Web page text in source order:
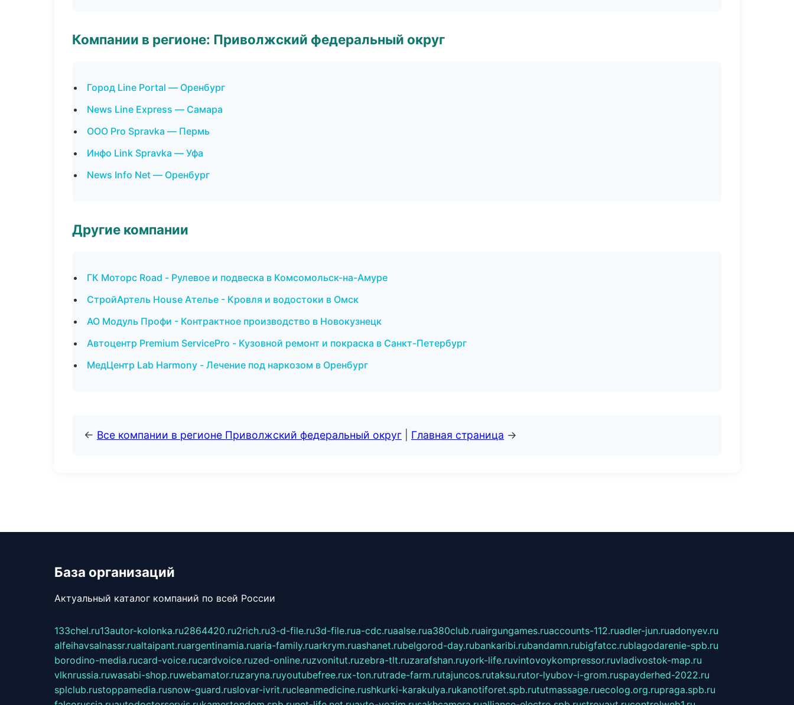
Компании в регионе: Приволжский федеральный округ
Город Line Portal — Оренбург
News Line Express — Самара
ООО Pro Spravka — Пермь
Инфо Link Spravka — Уфа
News Info Net — Оренбург
Другие компании
ГК Моторс Road - Рулевое и подвеска в Комсомольск-на-Амуре
СтройАртель House Ателье - Кровля и водостоки в Омск
АО Модуль Профи - Контрактное производство в Новокузнецк
Автоцентр Premium ServicePro - Кузовной ремонт и покраска в Санкт-Петербург
МедЦентр Lab Harmony - Лечение под наркозом в Оренбург
← Все компании в регионе Приволжский федеральный округ Главная страница →
База организаций
Актуальный каталог компаний по всей России
133chel.ru13autor-kolonka.ru2864420.ru2rich.ru3-d-file.ru3d-file.rua-cdc.ruaalse.rua380club.ruairgungames.ruaccounts-112.ruadler-jun.ruadonyev.ru
alfeihavsalnassr.rualtaipant.ruargentinamia.ruaria-family.ruarkrym.ruashanet.rubelgorod-day.rubankaribi.rubandamn.rubigfatcc.rublagodarenie-spb.ru
borodino-media.rucard-voice.rucardvoice.ruzed-online.ruzvonitut.ruzebra-tlt.ruzarafshan.ruyork-life.ruvintovoykompressor.ruvladivostok-map.ru
vlknrussia.ruwasabi-shop.ruwebamator.ruzaryna.ruyoutubefree.rux-ton.rutrade-farm.rutajuncos.rutaksu.rutor-lyubov-i-grom.ruspayderhed-2022.ru
splclub.rustoppamedia.rusnow-guard.ruslovar-ivrit.rucleanmedicine.rushkurki-karakulya.rukanotiforet.spb.rututmassage.ruecolog.org.rupraga.spb.ru